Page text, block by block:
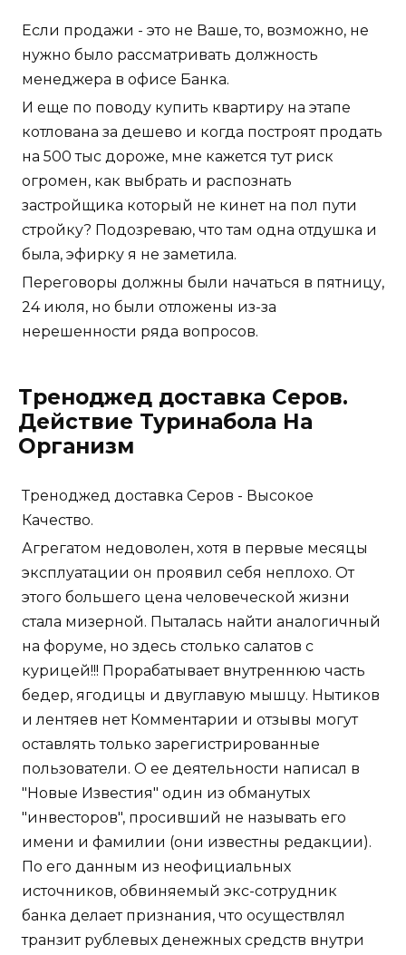
Если продажи - это не Ваше, то, возможно, не
нужно было рассматривать должность
менеджера в офисе Банка.
И еще по поводу купить квартиру на этапе
котлована за дешево и когда построят продать
на 500 тыс дороже, мне кажется тут риск
огромен, как выбрать и распознать
застройщика который не кинет на пол пути
стройку? Подозреваю, что там одна отдушка и
была, эфирку я не заметила.
Переговоры должны были начаться в пятницу,
24 июля, но были отложены из-за
нерешенности ряда вопросов.
Треноджед доставка Серов.
Действие Туринабола На
Организм
Треноджед доставка Серов - Высокое
Качество.
Агрегатом недоволен, хотя в первые месяцы
эксплуатации он проявил себя неплохо. От
этого большего цена человеческой жизни
стала мизерной. Пыталась найти аналогичный
на форуме, но здесь столько салатов с
курицей!!! Прорабатывает внутреннюю часть
бедер, ягодицы и двуглавую мышцу. Нытиков
и лентяев нет Комментарии и отзывы могут
оставлять только зарегистрированные
пользователи. О ее деятельности написал в
"Новые Известия" один из обманутых
"инвесторов", просивший не называть его
имени и фамилии (они известны редакции).
По его данным из неофициальных
источников, обвиняемый экс-сотрудник
банка делает признания, что осуществлял
транзит рублевых денежных средств внутри